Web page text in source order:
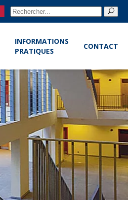
INFORMATIONS
PRATIQUES
CONTACT